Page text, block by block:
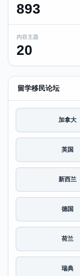
893
内容主题
20
留学移民论坛
加拿大
英国
新西兰
德国
荷兰
瑞典